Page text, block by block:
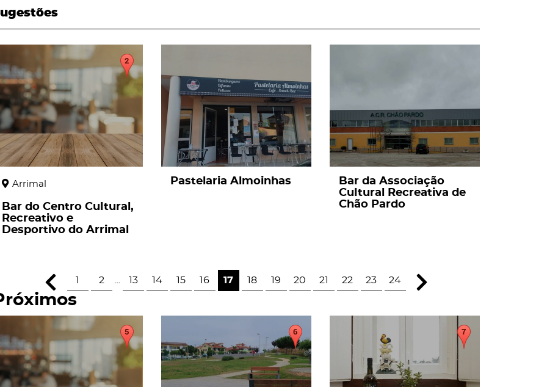
Arrimal
Bar do Centro Cultural,
Recreativo e
Desportivo do Arrimal
Pastelaria Almoinhas
Bar da Associação
Cultural Recreativa de
Chão Pardo
1 2 13 14 15 16 17 18 19 20 21 22 23 24